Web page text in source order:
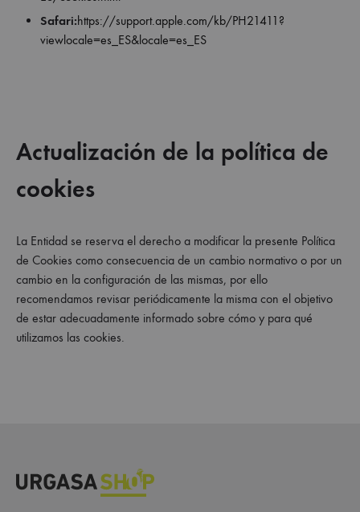
Safari:https://support.apple.com/kb/PH21411?
viewlocale=es_ES&locale=es_ES
Actualización de la política de
cookies
La Entidad se reserva el derecho a modificar la presente Política
de Cookies como consecuencia de un cambio normativo o por un
cambio en la configuración de las mismas, por ello
recomendamos revisar periódicamente la misma con el objetivo
de estar adecuadamente informado sobre cómo y para qué
utilizamos las cookies.